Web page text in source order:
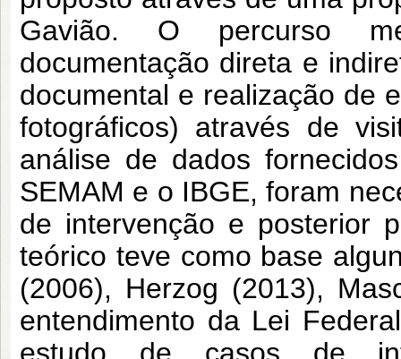
Gavião. O percurso
documentação direta e
documental e realização de
fotográficos) através de
análise de dados
SEMAM e o IBGE, foram
de intervenção e posterior
teórico teve como base
(2006), Herzog (2013),
entendimento da Lei